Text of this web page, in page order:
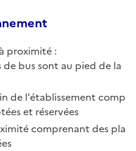
proximité :
de bus sont au pied de la
de l'établissement comp
et réservées
comprenant des pla